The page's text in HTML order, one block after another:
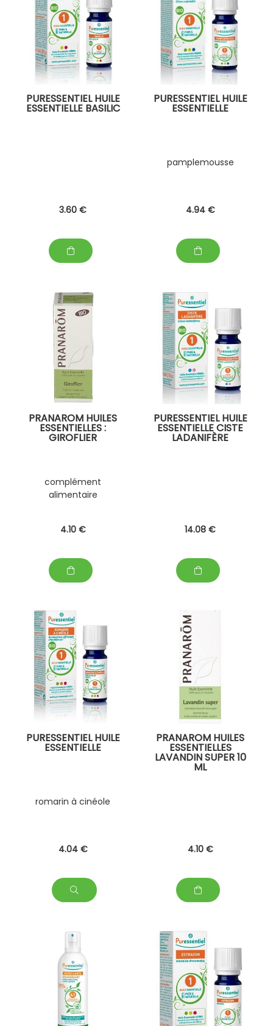
PURESSENTIEL HUILE
ESSENTIELLE BASILIC
3.60 €
PURESSENTIEL HUILE
ESSENTIELLE
pamplemousse
4.94 €
PRANAROM HUILES
ESSENTIELLES :
GIROFLIER
complément
alimentaire
4.10 €
PURESSENTIEL HUILE
ESSENTIELLE CISTE
LADANIFÈRE
14.08 €
PURESSENTIEL HUILE
ESSENTIELLE
romarin à cinéole
4.04 €
PRANAROM HUILES
ESSENTIELLES
LAVANDIN SUPER 10
ML
4.10 €